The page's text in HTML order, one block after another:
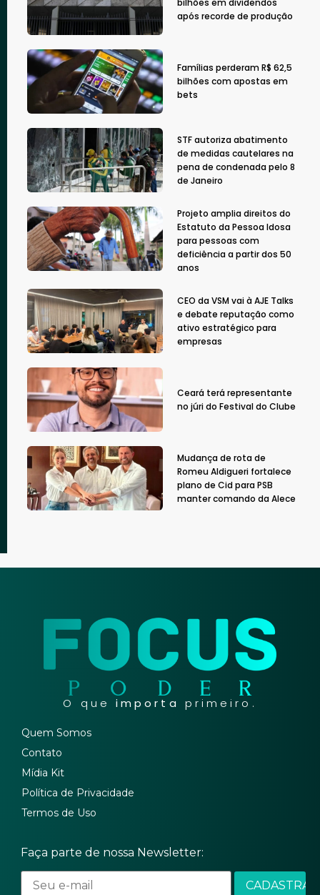
bilhões em dividendos
após recorde de produção
Famílias perderam R$ 62,5
bilhões com apostas em
bets
STF autoriza abatimento
de medidas cautelares na
pena de condenada pelo 8
de Janeiro
Projeto amplia direitos do
Estatuto da Pessoa Idosa
para pessoas com
deficiência a partir dos 50
anos
CEO da VSM vai à AJE Talks
e debate reputação como
ativo estratégico para
empresas
Ceará terá representante
no júri do Festival do Clube
Mudança de rota de
Romeu Aldigueri fortalece
plano de Cid para PSB
manter comando da Alece
O que importa primeiro.
Quem Somos
Contato
Mídia Kit
Política de Privacidade
Termos de Uso
Faça parte de nossa Newsletter: